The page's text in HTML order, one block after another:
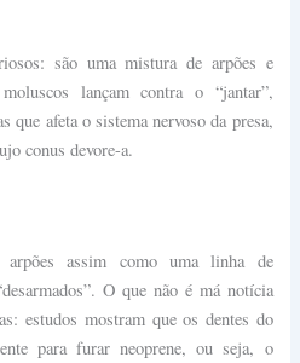
são uma mistura de arpões e
lançam contra o “jantar”,
que afeta o sistema nervoso da presa,
conus devore-a.
arpões assim como uma linha de
O que não é má notícia
estudos mostram que os dentes do
para furar neoprene, ou seja, o